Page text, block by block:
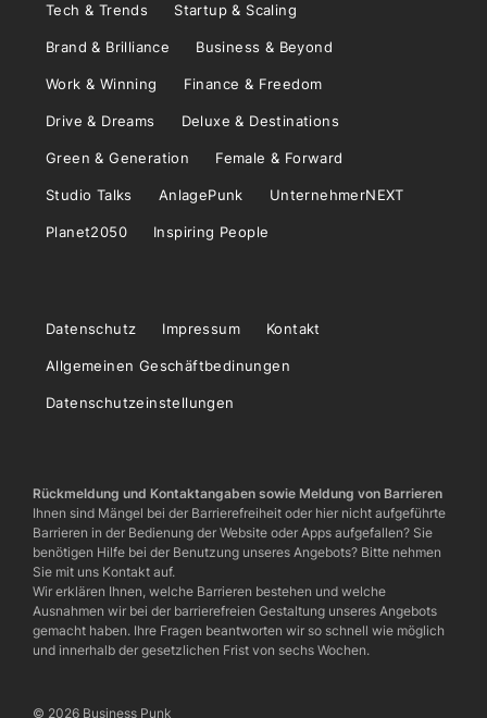
Tech & Trends Startup & Scaling
Brand & Brilliance Business & Beyond
Work & Winning Finance & Freedom
Drive & Dreams Deluxe & Destinations
Green & Generation Female & Forward
Studio Talks AnlagePunk UnternehmerNEXT
Planet2050 Inspiring People
Datenschutz Impressum Kontakt
Allgemeinen Geschäftbedinungen
Datenschutzeinstellungen
Rückmeldung und Kontaktangaben sowie Meldung von Barrieren
Ihnen sind Mängel bei der Barrierefreiheit oder hier nicht aufgeführte
Barrieren in der Bedienung der Website oder Apps aufgefallen? Sie
benötigen Hilfe bei der Benutzung unseres Angebots? Bitte nehmen
Sie mit uns Kontakt auf.
Wir erklären Ihnen, welche Barrieren bestehen und welche
Ausnahmen wir bei der barrierefreien Gestaltung unseres Angebots
gemacht haben. Ihre Fragen beantworten wir so schnell wie möglich
und innerhalb der gesetzlichen Frist von sechs Wochen.
© 2026 Business Punk